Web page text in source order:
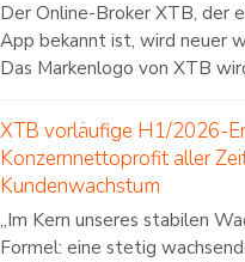
Der Online-Broker XTB, der
App bekannt ist, wird neuer
Das Markenlogo von XTB
XTB vorläufige H1/2026-
Konzernnettoprofit aller
Kundenwachstum
„Im Kern unseres stabilen
Formel: eine stetig